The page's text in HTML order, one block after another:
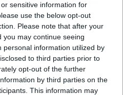
sensitive information for
use the below opt-out
Please note that after your
may continue seeing
personal information utilized by
to third parties prior to
opt-out of the further
by third parties on the
This information may
δυναμικά την υλοποίηση
Εμπορίου», σε
Καβάλας και
Εμπορικού Συλλόγου
μέρους των εμπορικών
του ιστορικού κέντρου
πόλη της Καβάλας.
τόσο σε δημόσιους